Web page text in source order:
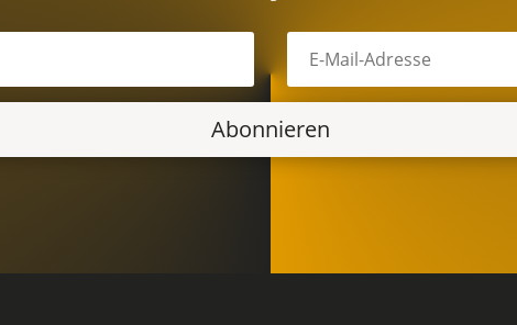
Abonnieren